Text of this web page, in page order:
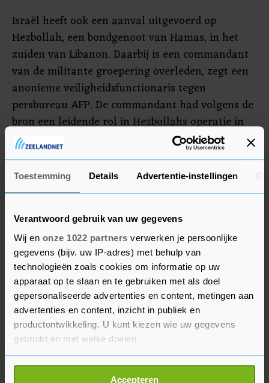
Toestemming Details Advertentie-instellingen
Verantwoord gebruik van uw gegevens
Wij en onze 1022 partners verwerken je persoonlijke
gegevens (bijv. uw IP-adres) met behulp van
technologieën zoals cookies om informatie op uw
apparaat op te slaan en te gebruiken met als doel
gepersonaliseerde advertenties en content, metingen aan
advertenties en content, inzicht in publiek en
productontwikkeling. U kunt kiezen wie uw gegevens
gebruikt en met welke doelen.
Als u het toestaat, willen we ook graag:
Accepteren
Israël heeft ook een aanval uitgevoerd op
Hezbollah, een bondgenoot van Hamas, in het
zuiden van Libanon. Daarbij is een commandant
van de militante groepering overleden, zegt een
anonieme veiligheidsfunctionaris tegen
persbureau AFP. De commandant had volgens de
bron een leidende rol in Hezbollahs operatie in
het zuiden van Libanon. Hezbollah en Israël
beschieten elkaar bijna dagelijks sinds de oorlog
tussen Israël en Hamas op 7 oktober begon.